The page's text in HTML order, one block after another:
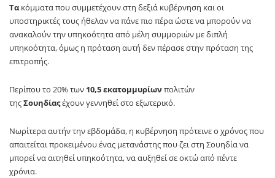
Τα κόμματα που συμμετέχουν στη δεξιά κυβέρνηση και οι
υποστηρικτές τους ήθελαν να πάνε πιο πέρα ώστε να μπορούν να
ανακαλούν την υπηκοότητα από μέλη συμμοριών με διπλή
υπηκοότητα, όμως η πρόταση αυτή δεν πέρασε στην πρόταση της
επιτροπής.
Περίπου το 20% των 10,5 εκατομμυρίωνπολιτών
τηςΣουηδίαςέχουν γεννηθεί στο εξωτερικό.
Νωρίτερα αυτήν την εβδομάδα, η κυβέρνηση πρότεινε ο χρόνος που
απαιτείται προκειμένου ένας μετανάστης που ζει στη Σουηδία να
μπορεί να αιτηθεί υπηκοότητα, να αυξηθεί σε οκτώ από πέντε
χρόνια.